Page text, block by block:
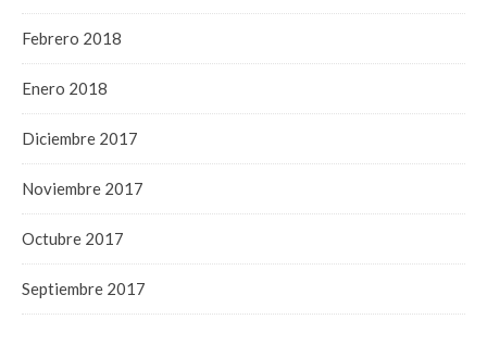
Febrero 2018
Enero 2018
Diciembre 2017
Noviembre 2017
Octubre 2017
Septiembre 2017